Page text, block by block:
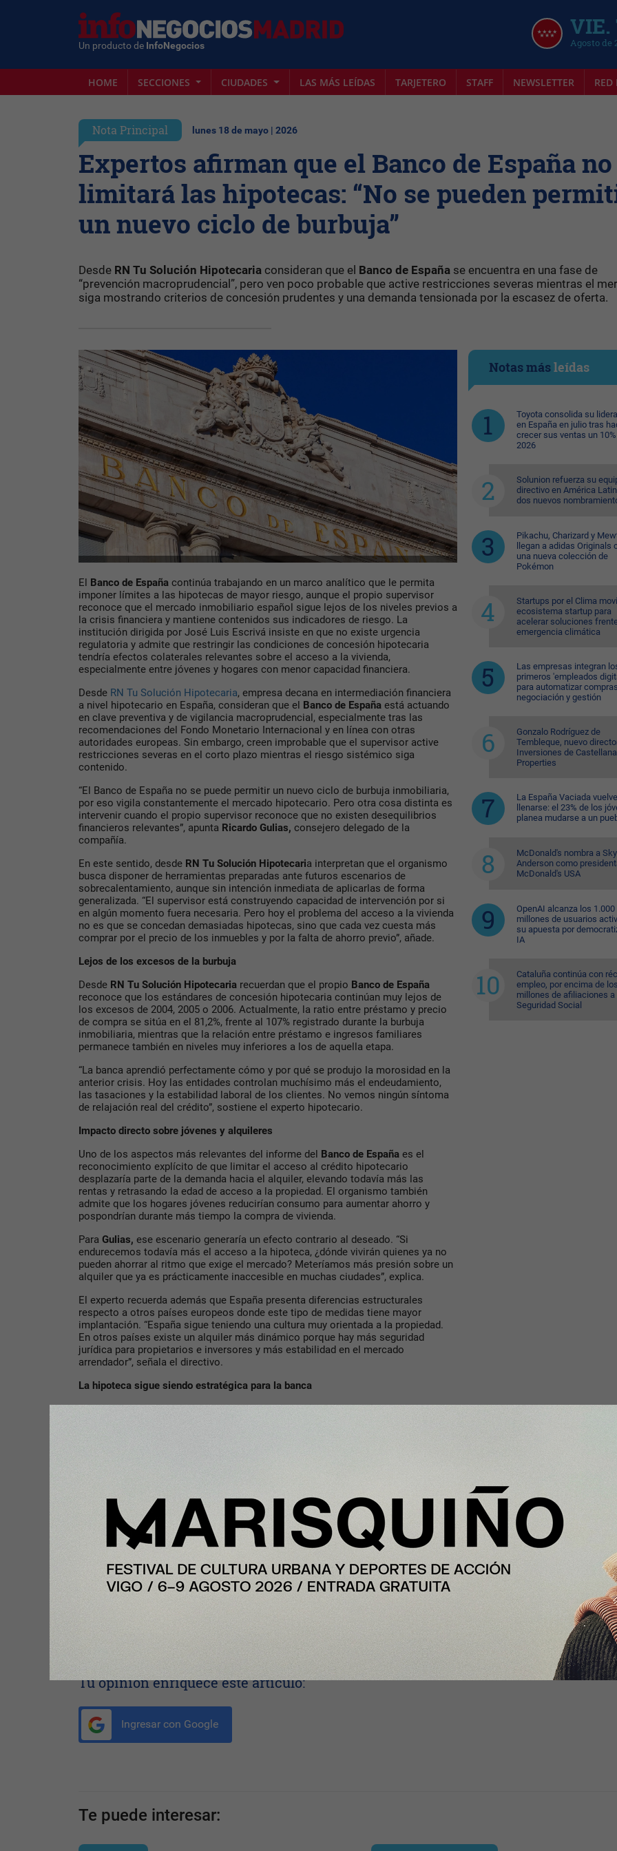
Un producto de InfoNegocios
VIE.
Agosto de
HOME SECCIONES CIUDADES LAS MÁS LEÍDAS TARJETERO STAFF NEWSLETTER RED
Nota Principal lunes 18 de mayo | 2026
Expertos afirman que el Banco de España no
limitará las hipotecas: “No se pueden
un nuevo ciclo de burbuja”
Desde RN Tu Solución Hipotecaria consideran que el Banco de España se encuentra en una fase de
“prevención macroprudencial”, pero ven poco probable que active restricciones severas mientras el
siga mostrando criterios de concesión prudentes y una demanda tensionada por la escasez de oferta.
El Banco de España continúa trabajando en un marco analítico que le permita
imponer límites a las hipotecas de mayor riesgo, aunque el propio supervisor
reconoce que el mercado inmobiliario español sigue lejos de los niveles previos a
la crisis financiera y mantiene contenidos sus indicadores de riesgo. La
institución dirigida por José Luis Escrivá insiste en que no existe urgencia
regulatoria y admite que restringir las condiciones de concesión hipotecaria
tendría efectos colaterales relevantes sobre el acceso a la vivienda,
especialmente entre jóvenes y hogares con menor capacidad financiera.
Desde RN Tu Solución Hipotecaria, empresa decana en intermediación financiera
a nivel hipotecario en España, consideran que el
Banco de España está actuando
en clave preventiva y de vigilancia macroprudencial, especialmente tras las
recomendaciones del Fondo Monetario Internacional y en línea con otras
autoridades europeas. Sin embargo, creen improbable que el supervisor active
restricciones severas en el corto plazo mientras el riesgo sistémico siga
contenido.
“El Banco de España no se puede permitir un nuevo ciclo de burbuja inmobiliaria,
por eso vigila constantemente el mercado hipotecario. Pero otra cosa distinta es
intervenir cuando el propio supervisor reconoce que no existen desequilibrios
financieros relevantes”, apunta Ricardo Gulias, consejero delegado de la
compañía.
En este sentido, desde RN Tu Solución Hipotecaria interpretan que el organismo
busca disponer de herramientas preparadas ante futuros escenarios de
sobrecalentamiento, aunque sin intención inmediata de aplicarlas de forma
generalizada. “El supervisor está construyendo capacidad de intervención por si
en algún momento fuera necesaria. Pero hoy el problema del acceso a la vivienda
no es que se concedan demasiadas hipotecas, sino que cada vez cuesta más
comprar por el precio de los inmuebles y por la falta de ahorro previo”, añade.
Lejos de los excesos de la burbuja
Desde RN Tu Solución Hipotecaria recuerdan que el propio Banco de España
reconoce que los estándares de concesión hipotecaria continúan muy lejos de
los excesos de 2004, 2005 o 2006. Actualmente, la ratio entre préstamo y precio
de compra se sitúa en el 81,2%, frente al 107% registrado durante la burbuja
inmobiliaria, mientras que la relación entre préstamo e ingresos familiares
permanece también en niveles muy inferiores a los de aquella etapa.
“La banca aprendió perfectamente cómo y por qué se produjo la morosidad en la
anterior crisis. Hoy las entidades controlan muchísimo más el endeudamiento,
las tasaciones y la estabilidad laboral de los clientes. No vemos ningún síntoma
de relajación real del crédito”, sostiene el experto hipotecario.
Impacto directo sobre jóvenes y alquileres
Uno de los aspectos más relevantes del informe del
Banco de España es el
reconocimiento explícito de que limitar el acceso al crédito hipotecario
desplazaría parte de la demanda hacia el alquiler, elevando todavía más las
rentas y retrasando la edad de acceso a la propiedad. El organismo también
admite que los hogares jóvenes reducirían consumo para aumentar ahorro y
pospondrían durante más tiempo la compra de vivienda.
Para Gulias, ese escenario generaría un efecto contrario al deseado. “Si
endurecemos todavía más el acceso a la hipoteca, ¿dónde vivirán quienes ya no
pueden ahorrar al ritmo que exige el mercado? Meteríamos más presión sobre un
alquiler que ya es prácticamente inaccesible en muchas ciudades”, explica.
El experto recuerda además que España presenta diferencias estructurales
respecto a otros países europeos donde este tipo de medidas tiene mayor
implantación. “España sigue teniendo una cultura muy orientada a la propiedad.
En otros países existe un alquiler más dinámico porque hay más seguridad
jurídica para propietarios e inversores y más estabilidad en el mercado
arrendador”, señala el directivo.
La hipoteca sigue siendo estratégica para la banca
La compañía sí detecta que algunas entidades han comenzado a moderar
ligeramente su exposición hipotecaria ante la fuerte subida del precio de la
vivienda y la incertidumbre económica, aunque descartan un cierre del grifo
crediticio. “Hay bancos que están siendo algo más prudentes para ver cómo
evoluciona el mercado, pero no estamos ante una retirada general del crédito”,
concluye el experto.
Compartir con tus amigos de
Tu opinión enriquece este artículo:
Ingresar con Google
Notas másleídas
Toyota consolida su
en España en julio tras
crecer sus ventas un
2026
Solunion refuerza su
directivo en América
dos nuevos
Pikachu, Charizard y
llegan a adidas Originals
una nueva colección de
Pokémon
Startups por el Clima
ecosistema startup para
acelerar soluciones
emergencia climática
Las empresas integran
primeros 'empleados
para automatizar
negociación y gestión
Gonzalo Rodríguez de
Tembleque, nuevo
Inversiones de Castellana
Properties
La España Vaciada
llenarse: el 23% de los
planea mudarse a un
McDonald's nombra a
Anderson como
McDonald's USA
OpenAI alcanza los 1.000
millones de usuarios
su apuesta por
IA
Cataluña continúa con
empleo, por encima de
millones de afiliaciones a
Seguridad Social
Te puede interesar: